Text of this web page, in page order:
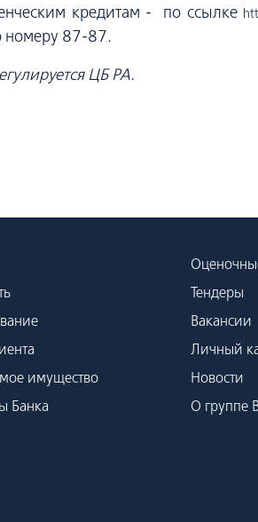
кредитам - по ссылке
номеру 87-87.
ЦБ РА.
имущество
Банка
Тендеры
Вакансии
Личный
Новости
О группе